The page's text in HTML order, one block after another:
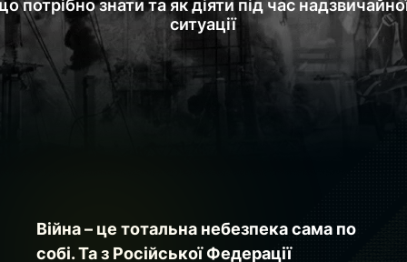
потрібно знати та як діяти під час
ситуації
Війна – це тотальна небезпека сама по
собі. Та з Російської Федерації